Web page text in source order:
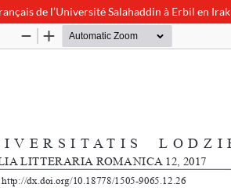
de l’Université Salahaddin à Erbil en Irak